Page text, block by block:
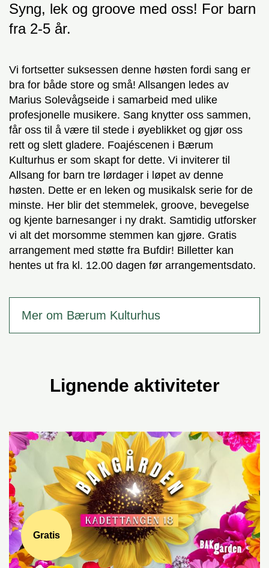
Syng, lek og groove med oss! For barn
fra 2-5 år.
Vi fortsetter suksessen denne høsten fordi sang er
bra for både store og små! Allsangen ledes av
Marius Solevågseide i samarbeid med ulike
profesjonelle musikere. Sang knytter oss sammen,
får oss til å være til stede i øyeblikket og gjør oss
rett og slett gladere. Foajéscenen i Bærum
Kulturhus er som skapt for dette. Vi inviterer til
Allsang for barn tre lørdager i løpet av denne
høsten. Dette er en leken og musikalsk serie for de
minste. Her blir det stemmelek, groove, bevegelse
og kjente barnesanger i ny drakt. Samtidig utforsker
vi alt det morsomme stemmen kan gjøre. Gratis
arrangement med støtte fra Bufdir! Billetter kan
hentes ut fra kl. 12.00 dagen før arrangementsdato.
Mer om Bærum Kulturhus
Lignende aktiviteter
Gratis